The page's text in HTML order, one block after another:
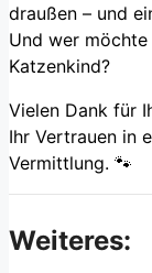
draußen – und
Und wer
Katzenkind?
Vielen Dank für
Ihr Vertrauen in
Vermittlung. 🐾
Weiteres: